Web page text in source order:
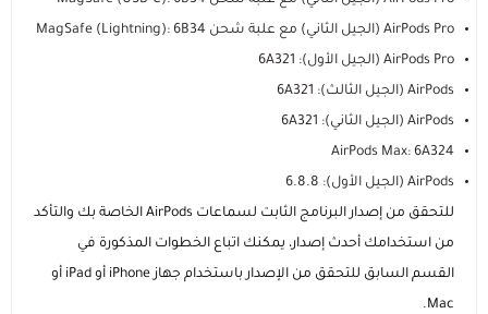
AirPods Pro (الجيل الثاني) مع علبة شحن MagSafe (Lightning): 6B34
AirPods Pro (الجيل الأول): 6A321
AirPods (الجيل الثالث): 6A321
AirPods (الجيل الثاني): 6A321
AirPods Max: 6A324
AirPods (الجيل الأول): 6.8.8
للتحقق من إصدار البرنامج الثابت لسماعات AirPods الخاصة بك والتأكد
من استخدامك أحدث إصدار، يمكنك اتباع الخطوات المذكورة في
القسم السابق للتحقق من الإصدار باستخدام جهاز iPhone أو iPad أو
Mac.